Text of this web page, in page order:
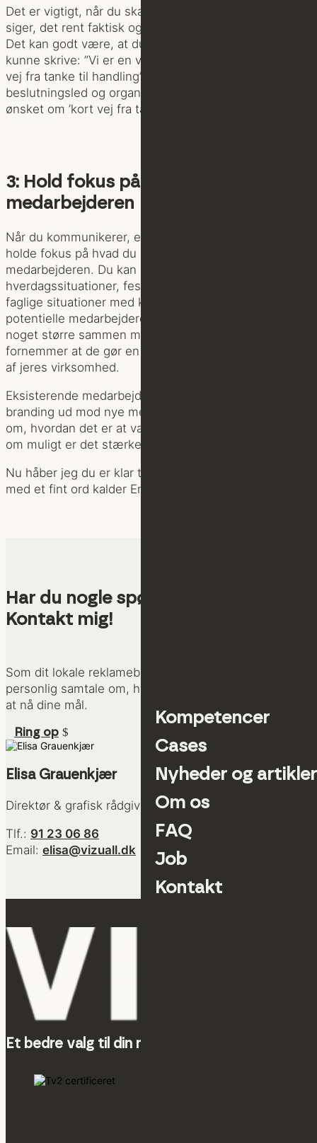
Kompetencer
Cases
Nyheder og artikler
Om os
FAQ
Job
Kontakt
Det er vigtigt, når du skal kommunikere, at det du
siger, det rent faktisk også holder stik.
Det kan godt være, at du synes det lyder lækkert at
kunne skrive: ”Vi er en virksomhed, hvor der er kort
vej fra tanke til handling” – hvis fakta er,
beslutningsled og organisering spænder ben for
ønsket om ’kort vej fra tanke til handling’.
3: Hold fokus på hvad du kan tilbyde
medarbejderen
Når du kommunikerer, er det vigtigste du kan gøre at
holde fokus på hvad du som virksomhed kan tilbyde
medarbejderen. Du kan vise billeder og video af
hverdagssituationer, festlige sammenkomster og
faglige situationer med kunderne. Det er vigtigt at
potentielle medarbejdere føler de kan blive en del af
noget større sammen med dig og dit team. At de
fornemmer at de gør en forskel, hvis de bliver en del
af jeres virksomhed.
Eksisterende medarbejdere kan drages ind i jeres
branding ud mod nye medarbejdere. De kan udtale sig
om, hvordan det er at være i jeres virksomhed, hvilket
om muligt er det stærkeste redskab du har.
Nu håber jeg du er klar til at kaste dig ud i det man
med et fint ord kalder Employer Branding.
Har du nogle spørgsmål?
Kontakt mig!
Som dit lokale reklamebureau, er vi klar til en
personlig samtale om, hvordan vi kan hjælpe dig med
at nå dine mål.
Ring op
Elisa Grauenkjær
Direktør & grafisk rådgiver
Tlf.: 91 23 06 86
Email: elisa@vizuall.dk
Et bedre valg til din markedsføring.